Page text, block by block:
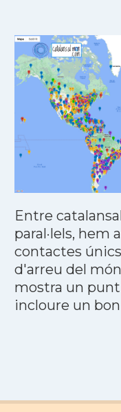
Entre
paral·lels, hem
contactes
d'arreu del
mostra un
incloure un